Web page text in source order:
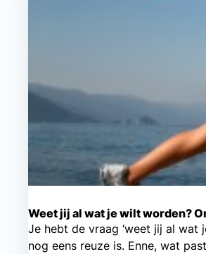
Weet jij al wat je wilt worden?
Je hebt de vraag ‘weet jij al wat
nog eens reuze is. Enne, wat